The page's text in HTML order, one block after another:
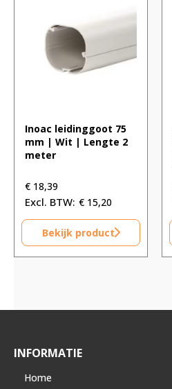
Inoac leidinggoot 75
mm | Wit | Lengte 2
meter
€ 18,39
€ 15,20
Bekijk product
INFORMATIE
Home